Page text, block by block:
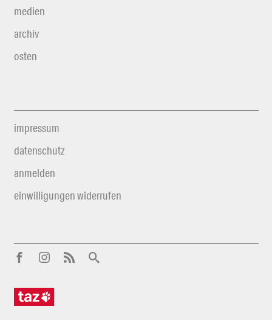
medien
archiv
osten
impressum
datenschutz
anmelden
einwilligungen widerrufen